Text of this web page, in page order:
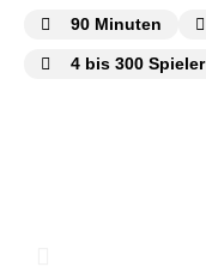
90 Minuten
4 bis 300 Spieler